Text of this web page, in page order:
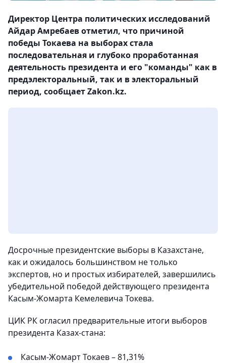
Директор Центра политических исследований
Айдар Амребаев отметил, что причиной
победы Токаева на выборах стала
последовательная и глубоко проработанная
деятельность президента и его "команды" как в
предэлекторальный, так и в электоральный
период, сообщает Zakon.kz.
Досрочные президентские выборы в Казахстане,
как и ожидалось большинством не только
экспертов, но и простых избирателей, завершились
убедительной победой действующего президента
Касым-Жомарта Кемелевича Токева.
ЦИК РК огласил предварительные итоги выборов
президента Казах-стана:
Касым-Жомарт Токаев – 81,31%